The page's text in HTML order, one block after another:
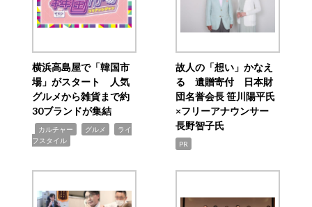
横浜高島屋で「韓国市
場」がスタート 人気
グルメから雑貨まで約
30ブランドが集結
カルチャー グルメ
ライ
フスタイル
故人の「想い」かなえ
る 遺贈寄付 日本財
団名誉会長 笹川陽平氏
×フリーアナウンサー
長野智子氏
PR